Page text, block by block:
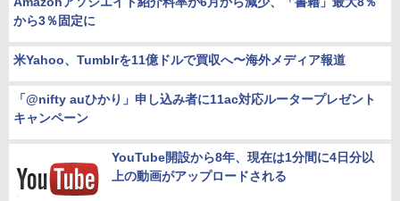
から3％固定に
米Yahoo、Tumblrを11億ドルで買収へ〜海外メディア報道
「@nifty auひかり」申し込み者に11ac対応ルータープレゼント
キャンペーン
YouTube開設から8年、現在は1分間に4日分以
上の動画がアップロードされる